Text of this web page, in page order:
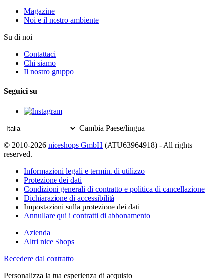
Magazine
Noi e il nostro ambiente
Su di noi
Contattaci
Chi siamo
Il nostro gruppo
Seguici su
Cambia Paese/lingua
© 2010-2026 niceshops GmbH (ATU63964918) - All rights
reserved.
Informazioni legali e termini di utilizzo
Protezione dei dati
Condizioni generali di contratto e politica di cancellazione
Dichiarazione di accessibilità
Impostazioni sulla protezione dei dati
Annullare qui i contratti di abbonamento
Azienda
Altri nice Shops
Recedere dal contratto
Personalizza la tua esperienza di acquisto